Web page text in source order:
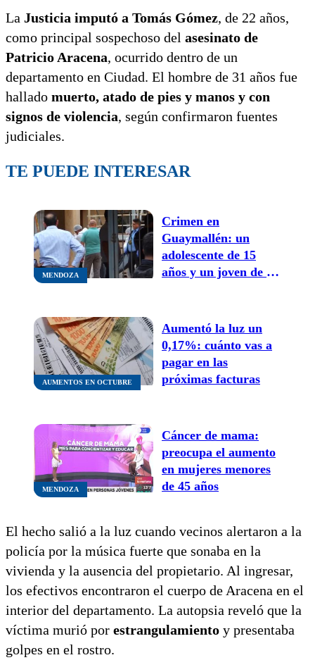
La Justicia imputó a Tomás Gómez, de 22 años,
como principal sospechoso del asesinato de
Patricio Aracena, ocurrido dentro de un
departamento en Ciudad. El hombre de 31 años fue
hallado muerto, atado de pies y manos y con
signos de violencia, según confirmaron fuentes
judiciales.
TE PUEDE INTERESAR
MENDOZA
Crimen en
Guaymallén: un
adolescente de 15
años y un joven de 22
Aracena
AUMENTOS EN OCTUBRE
Aumentó la luz un
0,17%: cuánto vas a
pagar en las
próximas facturas
MENDOZA
Cáncer de mama:
preocupa el aumento
en mujeres menores
de 45 años
El hecho salió a la luz cuando vecinos alertaron a la
policía por la música fuerte que sonaba en la
vivienda y la ausencia del propietario. Al ingresar,
los efectivos encontraron el cuerpo de Aracena en el
interior del departamento. La autopsia reveló que la
víctima murió por estrangulamiento y presentaba
golpes en el rostro.